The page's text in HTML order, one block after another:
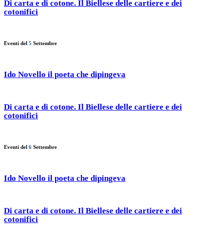
Di carta e di cotone. Il Biellese delle cartiere e dei
cotonifici
Eventi del 5 Settembre
Ido Novello il poeta che dipingeva
Di carta e di cotone. Il Biellese delle cartiere e dei
cotonifici
Eventi del 6 Settembre
Ido Novello il poeta che dipingeva
Di carta e di cotone. Il Biellese delle cartiere e dei
cotonifici